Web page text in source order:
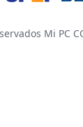
Mi PC